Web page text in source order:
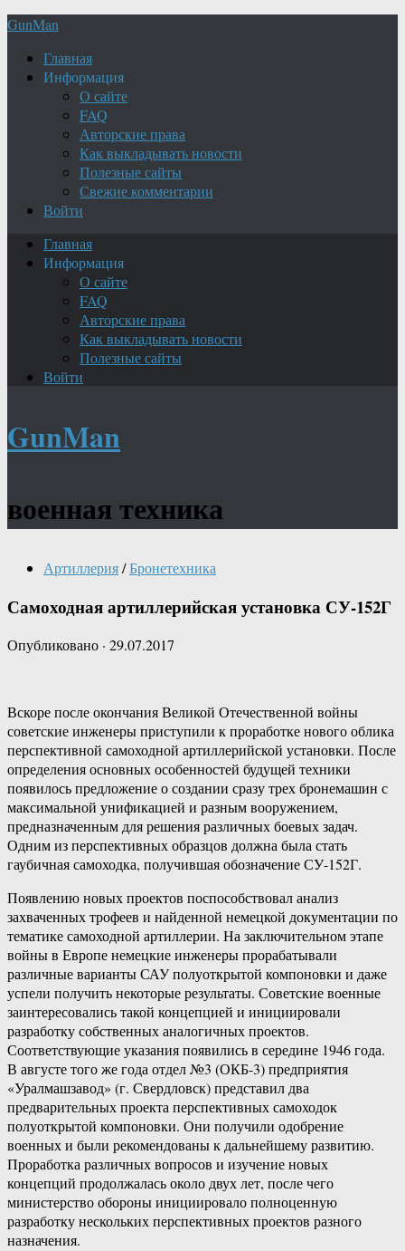
GunMan
Главная
Информация
О сайте
FAQ
Авторские права
Как выкладывать новости
Полезные сайты
Свежие комментарии
Войти
Главная
Информация
О сайте
FAQ
Авторские права
Как выкладывать новости
Полезные сайты
Войти
GunMan
военная техника
Артиллерия/Бронетехника
Самоходная артиллерийская установка СУ-152Г
Опубликовано · 29.07.2017
Вскоре после окончания Великой Отечественной войны
советские инженеры приступили к проработке нового облика
перспективной самоходной артиллерийской установки. После
определения основных особенностей будущей техники
появилось предложение о создании сразу трех бронемашин с
максимальной унификацией и разным вооружением,
предназначенным для решения различных боевых задач.
Одним из перспективных образцов должна была стать
гаубичная самоходка, получившая обозначение СУ-152Г.
Появлению новых проектов поспособствовал анализ
захваченных трофеев и найденной немецкой документации по
тематике самоходной артиллерии. На заключительном этапе
войны в Европе немецкие инженеры прорабатывали
различные варианты САУ полуоткрытой компоновки и даже
успели получить некоторые результаты. Советские военные
заинтересовались такой концепцией и инициировали
разработку собственных аналогичных проектов.
Соответствующие указания появились в середине 1946 года.
В августе того же года отдел №3 (ОКБ-3) предприятия
«Уралмашзавод» (г. Свердловск) представил два
предварительных проекта перспективных самоходок
полуоткрытой компоновки. Они получили одобрение
военных и были рекомендованы к дальнейшему развитию.
Проработка различных вопросов и изучение новых
концепций продолжалась около двух лет, после чего
министерство обороны инициировало полноценную
разработку нескольких перспективных проектов разного
назначения.